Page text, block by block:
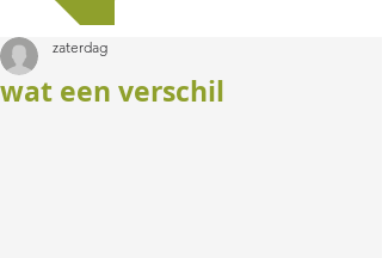
wat een verschil
zaterdag